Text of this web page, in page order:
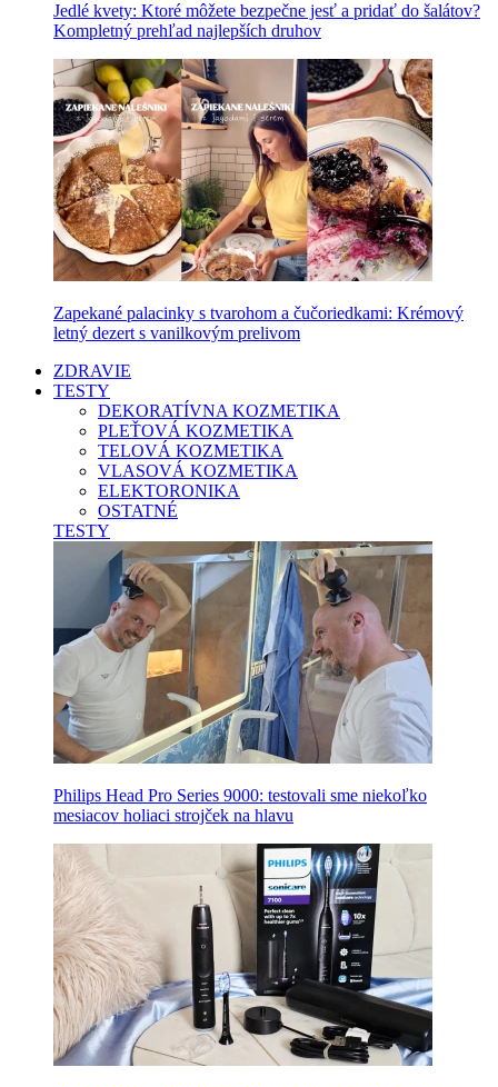
Jedlé kvety: Ktoré môžete bezpečne jesť a pridať do šalátov?
Kompletný prehľad najlepších druhov
Zapekané palacinky s tvarohom a čučoriedkami: Krémový
letný dezert s vanilkovým prelivom
ZDRAVIE
TESTY
DEKORATÍVNA KOZMETIKA
PLEŤOVÁ KOZMETIKA
TELOVÁ KOZMETIKA
VLASOVÁ KOZMETIKA
ELEKTORONIKA
OSTATNÉ
TESTY
Philips Head Pro Series 9000: testovali sme niekoľko
mesiacov holiaci strojček na hlavu